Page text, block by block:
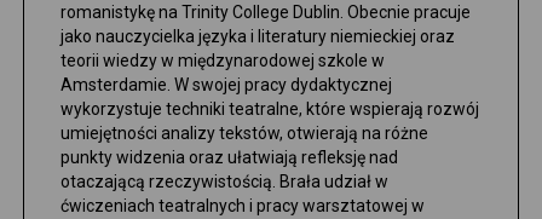
romanistykę na Trinity College Dublin. Obecnie pracuje
jako nauczycielka języka i literatury niemieckiej oraz
teorii wiedzy w międzynarodowej szkole w
Amsterdamie. W swojej pracy dydaktycznej
wykorzystuje techniki teatralne, które wspierają rozwój
umiejętności analizy tekstów, otwierają na różne
punkty widzenia oraz ułatwiają refleksję nad
otaczającą rzeczywistością. Brała udział w
ćwiczeniach teatralnych i pracy warsztatowej w